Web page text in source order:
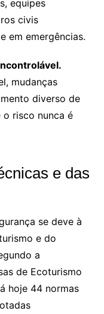
equipes
civis
em emergências.
mudanças
diverso de
risco nunca é
e das
se deve à
e do
a
de Ecoturismo
hoje 44 normas